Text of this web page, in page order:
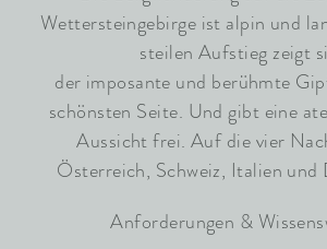
Wettersteingebirge ist alpin und
steilen Aufstieg zeigt
der imposante und berühmte
schönsten Seite. Und gibt eine
Aussicht frei. Auf die vier
Österreich, Schweiz, Italien und
Anforderungen &